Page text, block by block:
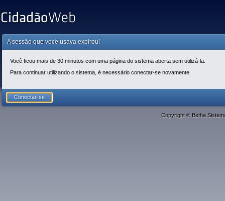
A sessão que você usava expirou!
Você ficou mais de 30 minutos com uma página do sistema aberta sem utilizá-la.
Para continuar utilizando o sistema, é necessário conectar-se novamente.
Copyright © Betha